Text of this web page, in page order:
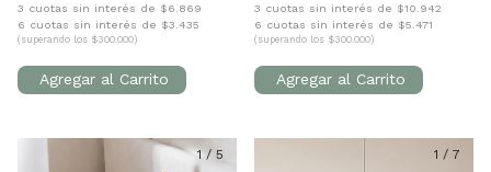
3 cuotas sin interés de $6.869
6 cuotas sin interés de $3.435
(superando los $300.000)
3 cuotas sin interés de $10.942
6 cuotas sin interés de $5.471
(superando los $300.000)
1/ 5 1 / 7